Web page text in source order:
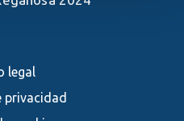
legal
privacidad